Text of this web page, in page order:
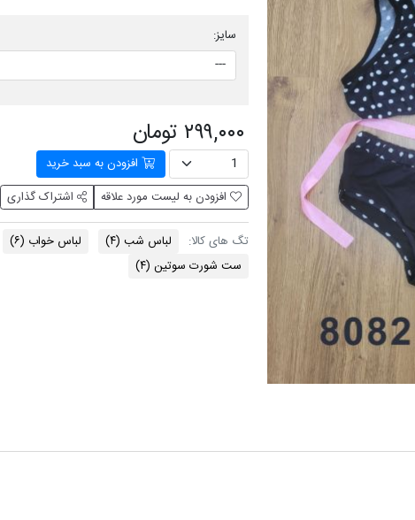
سایز:
۲۹۹,۰۰۰ تومان
افزودن به سبد خرید
افزودن به لیست مورد علاقه
اشتراک گذاری
تگ های کالا: لباس شب (۴) لباس خواب (۶)
ست شورت سوتین (۴)